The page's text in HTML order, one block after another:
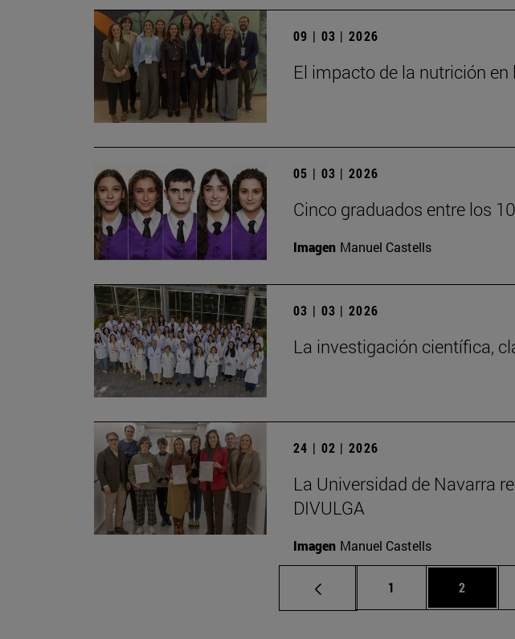
09 | 03 | 2026
El impacto de la nutrición
05 | 03 | 2026
Cinco graduados entre los
Imagen Manuel Castells
03 | 03 | 2026
La investigación científica,
24 | 02 | 2026
La Universidad de Navarra
DIVULGA
Imagen Manuel Castells
Página
1 Página
2